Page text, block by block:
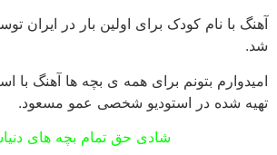
آهنگ با نام کودک برای اولین بار در ایران
شد.
امیدوارم بتونم برای همه ی بچه ها آهنگ با
تهیه شده در استودیو شخصی عمو مسعود.
شادی حق تمام بچه های